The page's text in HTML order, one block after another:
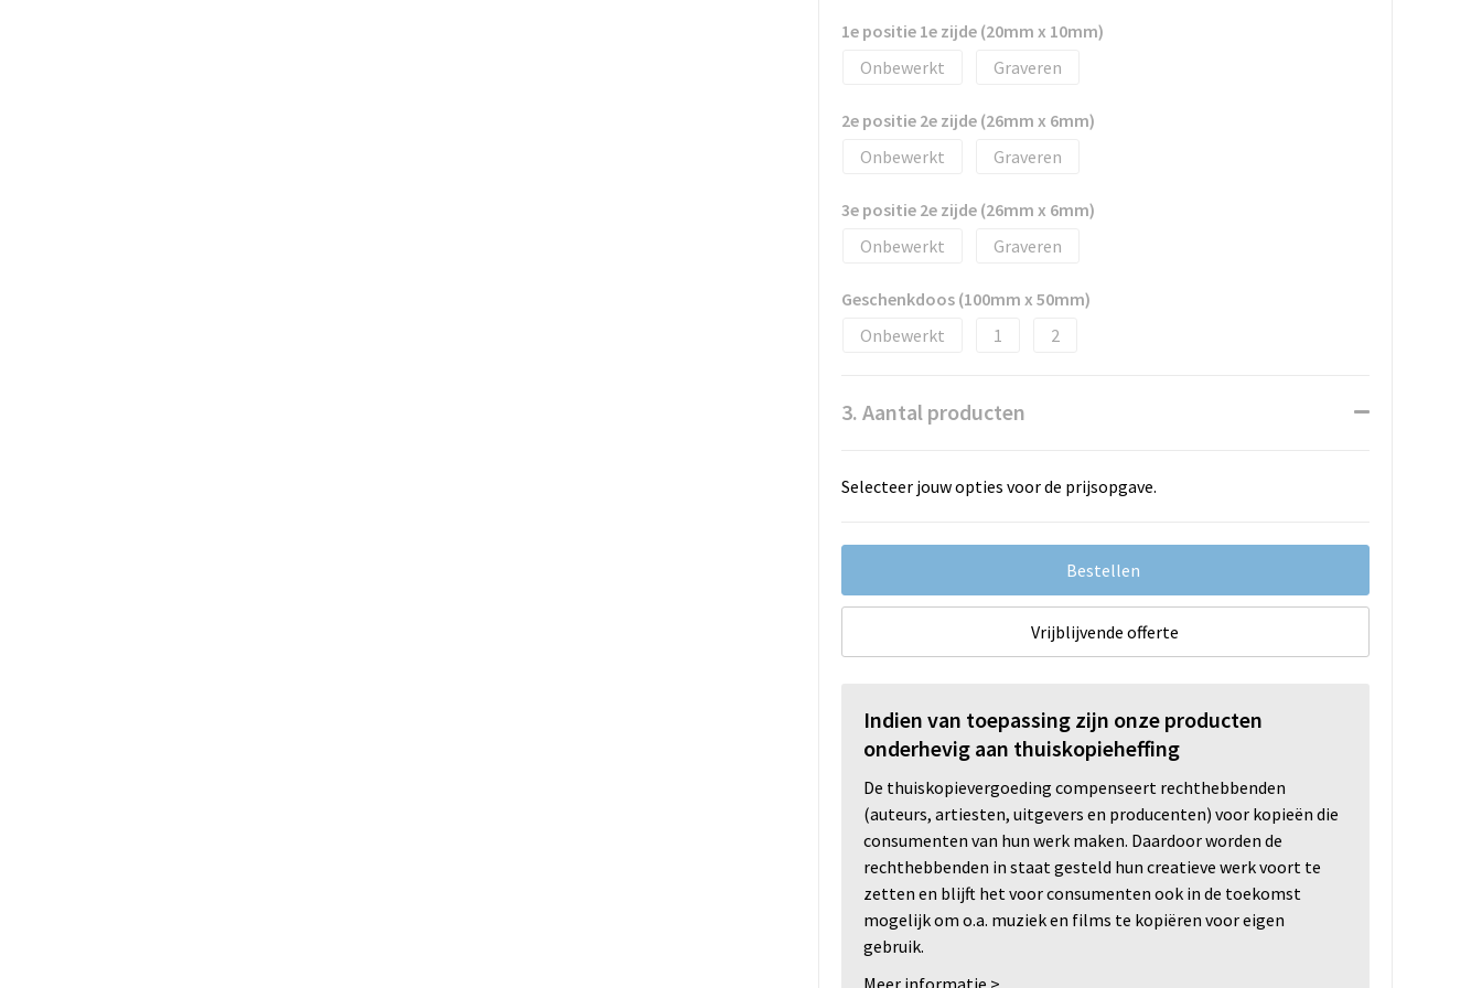
1e positie 1e zijde (20mm x 10mm)
Onbewerkt
Graveren
2e positie 2e zijde (26mm x 6mm)
Onbewerkt
Graveren
3e positie 2e zijde (26mm x 6mm)
Onbewerkt
Graveren
Geschenkdoos (100mm x 50mm)
Onbewerkt
1 2
3. Aantal producten
Selecteer jouw opties voor de prijsopgave.
Bestellen
Vrijblijvende offerte
Indien van toepassing zijn onze producten
onderhevig aan thuiskopieheffing
De thuiskopievergoeding compenseert rechthebbenden
(auteurs, artiesten, uitgevers en producenten) voor kopieën die
consumenten van hun werk maken. Daardoor worden de
rechthebbenden in staat gesteld hun creatieve werk voort te
zetten en blijft het voor consumenten ook in de toekomst
mogelijk om o.a. muziek en films te kopiëren voor eigen
gebruik.